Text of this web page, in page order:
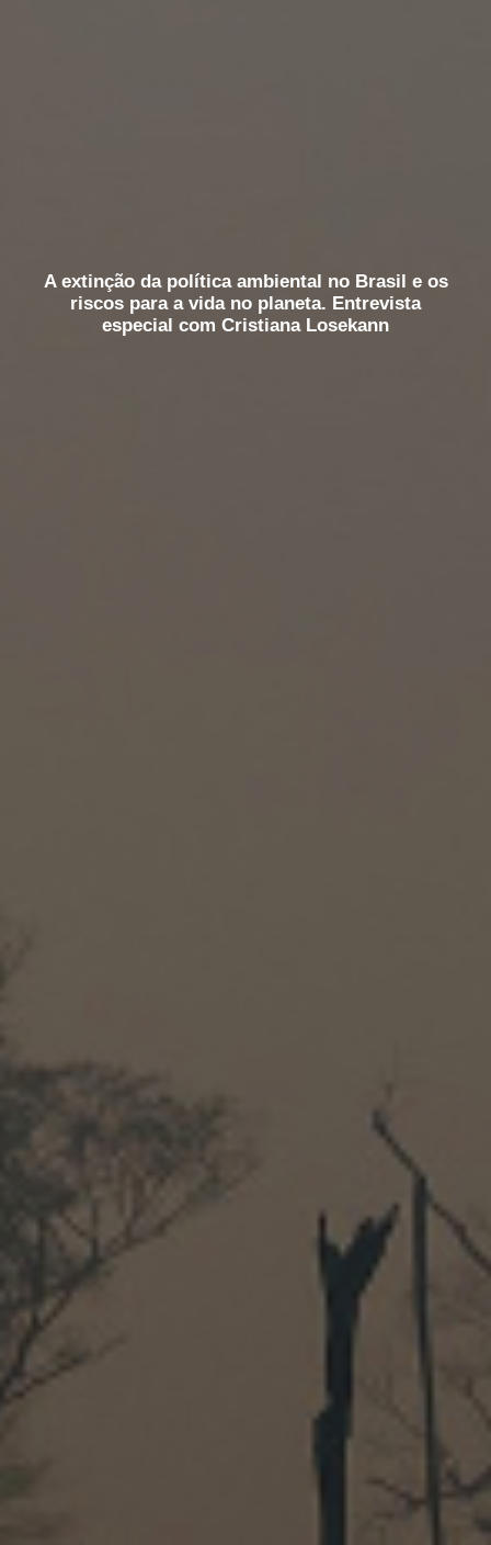
A extinção da política ambiental no Brasil e os
riscos para a vida no planeta. Entrevista
especial com Cristiana Losekann